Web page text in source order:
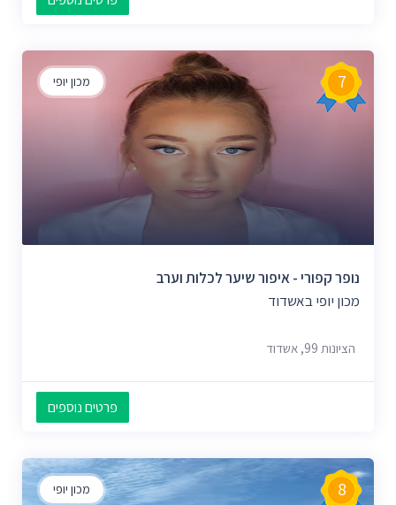
מכון יופי 7
נופר קפורי - איפור שיער לכלות וערב
מכון יופי באשדוד
הציונות 99, אשדוד
פרטים נוספים
מכון יופי 8